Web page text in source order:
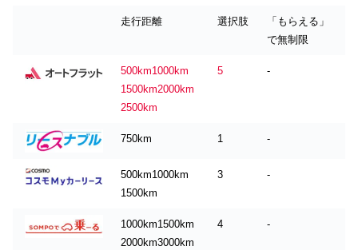
走行距離 選択肢
「もらえる」
で無制限
500km1000km
1500km2000km
2500km
5 -
750km 1 -
500km1000km
1500km
3 -
1000km1500km
2000km3000km
4 -